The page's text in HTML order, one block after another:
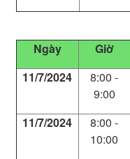
Ngày Giờ
11/7/2024
8:00 -
9:00
11/7/2024
8:00 -
10:00